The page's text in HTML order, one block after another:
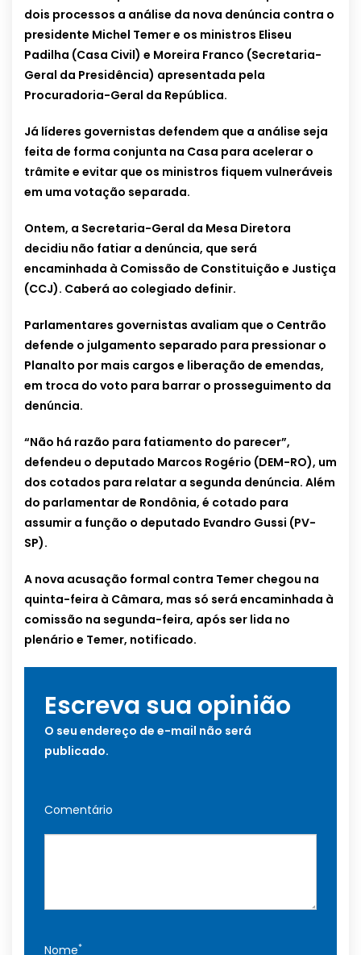
dois processos a análise da nova denúncia contra o
presidente Michel Temer e os ministros Eliseu
Padilha (Casa Civil) e Moreira Franco (Secretaria-
Geral da Presidência) apresentada pela
Procuradoria-Geral da República.
Já líderes governistas defendem que a análise seja
feita de forma conjunta na Casa para acelerar o
trâmite e evitar que os ministros fiquem vulneráveis
em uma votação separada.
Ontem, a Secretaria-Geral da Mesa Diretora
decidiu não fatiar a denúncia, que será
encaminhada à Comissão de Constituição e Justiça
(CCJ). Caberá ao colegiado definir.
Parlamentares governistas avaliam que o Centrão
defende o julgamento separado para pressionar o
Planalto por mais cargos e liberação de emendas,
em troca do voto para barrar o prosseguimento da
denúncia.
“Não há razão para fatiamento do parecer”,
defendeu o deputado Marcos Rogério (DEM-RO), um
dos cotados para relatar a segunda denúncia. Além
do parlamentar de Rondônia, é cotado para
assumir a função o deputado Evandro Gussi (PV-
SP).
A nova acusação formal contra Temer chegou na
quinta-feira à Câmara, mas só será encaminhada à
comissão na segunda-feira, após ser lida no
plenário e Temer, notificado.
Escreva sua opinião
O seu endereço de e-mail não será
publicado.
Comentário
Nome*